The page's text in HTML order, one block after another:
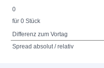
0
für 0 Stück
Differenz zum Vortag
Spread absolut / relativ